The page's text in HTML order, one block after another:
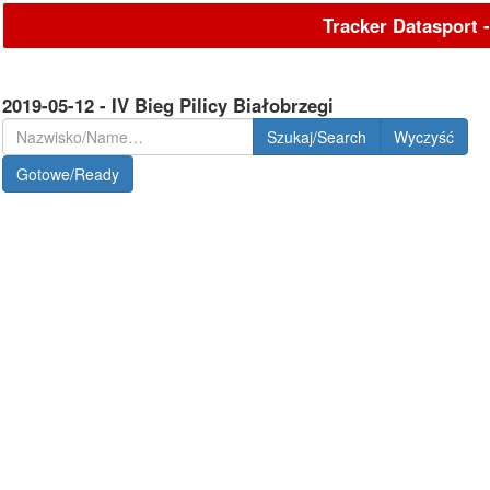
Tracker Datasport
2019-05-12 - IV Bieg Pilicy Białobrzegi
Szukaj/Search
Gotowe/Ready